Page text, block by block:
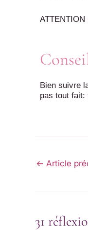
Bien suivre
pas tout fait:
← Article
31